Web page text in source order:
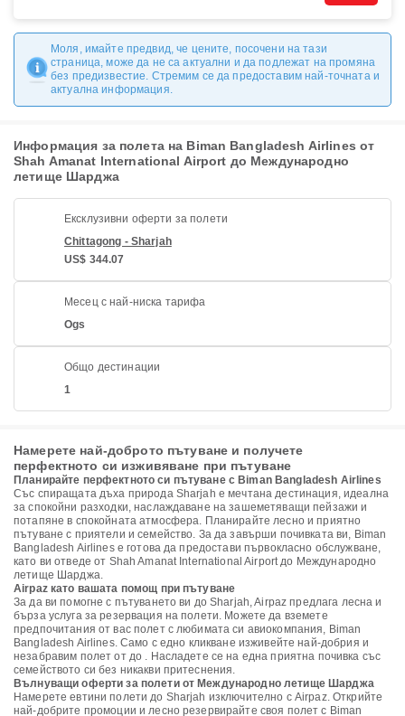
Моля, имайте предвид, че цените, посочени на тази
страница, може да не са актуални и да подлежат на промяна
без предизвестие. Стремим се да предоставим най-точната и
актуална информация.
Информация за полета на Biman Bangladesh Airlines от
Shah Amanat International Airport до Международно
летище Шарджа
Ексклузивни оферти за полети
Chittagong - Sharjah
US$ 344.07
Месец с най-ниска тарифа
Ogs
Общо дестинации
1
Намерете най-доброто пътуване и получете
перфектното си изживяване при пътуване
Планирайте перфектното си пътуване с Biman Bangladesh Airlines
Със спиращата дъха природа Sharjah е мечтана дестинация, идеална
за спокойни разходки, наслаждаване на зашеметяващи пейзажи и
потапяне в спокойната атмосфера. Планирайте лесно и приятно
пътуване с приятели и семейство. За да завърши почивката ви, Biman
Bangladesh Airlines е готова да предостави първокласно обслужване,
като ви отведе от Shah Amanat International Airport до Международно
летище Шарджа.
Airpaz като вашата помощ при пътуване
За да ви помогне с пътуването ви до Sharjah, Airpaz предлага лесна и
бърза услуга за резервация на полети. Можете да вземете
предпочитания от вас полет с любимата си авиокомпания, Biman
Bangladesh Airlines. Само с едно кликване изживейте най-добрия и
незабравим полет от до . Насладете се на една приятна почивка със
семейството си без никакви притеснения.
Вълнуващи оферти за полети от Международно летище Шарджа
Намерете евтини полети до Sharjah изключително с Airpaz. Открийте
най-добрите промоции и лесно резервирайте своя полет с Biman